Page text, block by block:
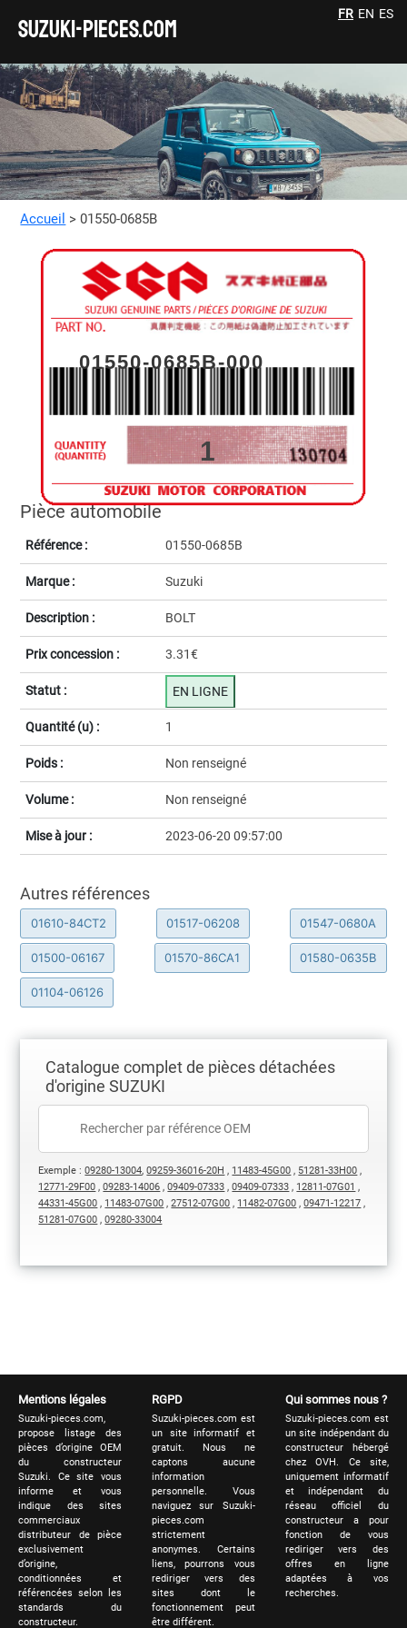
SUZUKI-pieces.com
FR EN ES
Accueil > 01550-0685B
Pièce automobile
Référence : 01550-0685B
Marque : Suzuki
Description : BOLT
Prix concession : 3.31€
Statut : EN LIGNE
Quantité (u) : 1
Poids : Non renseigné
Volume : Non renseigné
Mise à jour : 2023-06-20 09:57:00
01550-0685B-000
1
Autres références
01610-84CT2 01517-06208 01547-0680A
01500-06167 01570-86CA1 01580-0635B
01104-06126
Catalogue complet de pièces détachées
d'origine SUZUKI
Exemple :09280-13004,09259-36016-20H , 11483-45G00 , 51281-33H00 ,
12771-29F00 ,09283-14006 ,09409-07333 ,09409-07333 , 12811-07G01 ,
44331-45G00 , 11483-07G00 ,27512-07G00 , 11482-07G00 ,09471-12217 ,
51281-07G00 ,09280-33004
Mentions légales
Suzuki-pieces.com,
propose listage des
pièces d’origine OEM
du constructeur
Suzuki. Ce site vous
informe et vous
indique des sites
commerciaux
distributeur de pièce
exclusivement
d’origine,
conditionnées et
référencées selon les
standards du
constructeur.
RGPD
Suzuki-pieces.com est
un site informatif et
gratuit. Nous ne
captons aucune
information
personnelle. Vous
naviguez sur Suzuki-
pieces.com
strictement
anonymes. Certains
liens, pourrons vous
rediriger vers des
sites dont le
fonctionnement peut
être différent.
Qui sommes nous ?
Suzuki-pieces.com est
un site indépendant du
constructeur hébergé
chez OVH. Ce site,
uniquement informatif
et indépendant du
réseau officiel du
constructeur a pour
fonction de vous
rediriger vers des
offres en ligne
adaptées à vos
recherches.